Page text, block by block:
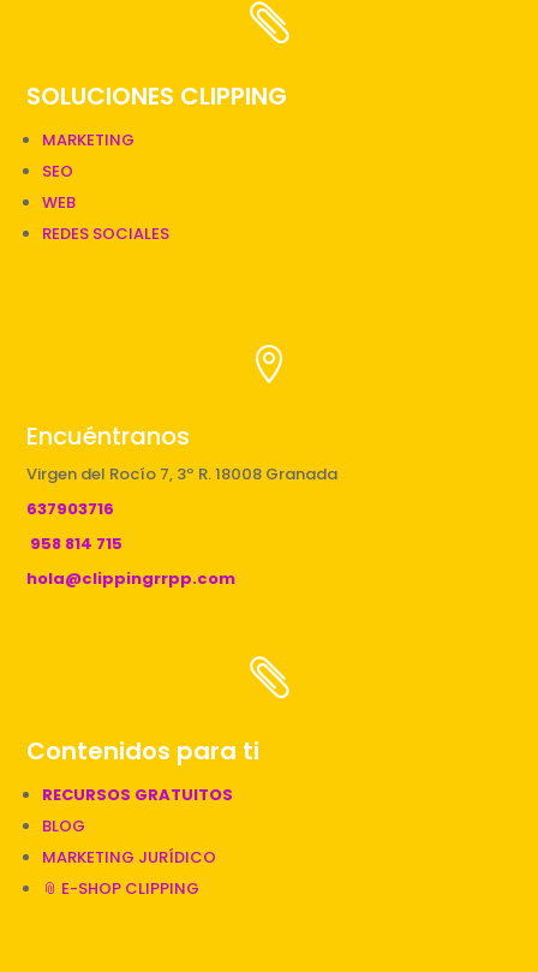

SOLUCIONES CLIPPING
MARKETING
SEO
WEB
REDES SOCIALES

Encuéntranos
Virgen del Rocío 7, 3º R. 18008 Granada
637903716
958 814 715
hola@clippingrrpp.com

Contenidos para ti
RECURSOS GRATUITOS
BLOG
MARKETING JURÍDICO
📎 E-SHOP CLIPPING